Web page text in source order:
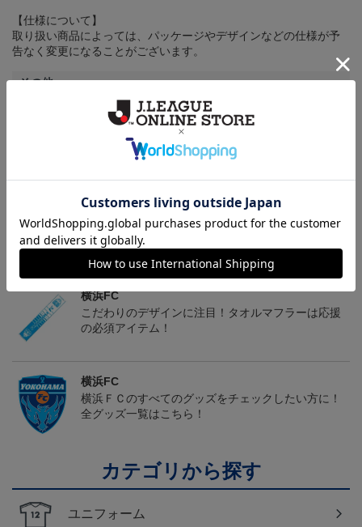
【仕様について】
取り扱い商品によっては、パッケージやデザインなどの仕様が予
告なく変更になることがございます。
その他
決済について
ギフト対応について
横浜FC
こだわりのデザインに注目！タオルマフラーは応援
の必須アイテム！
横浜FC
横浜ＦＣのすべてのグッズをチェックしたい方に！
全グッズ一覧はこちら！
カテゴリから探す
ユニフォーム